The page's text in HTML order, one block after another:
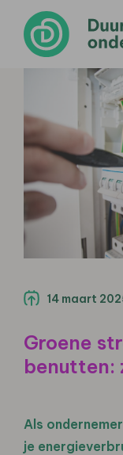
14 maart
Groene
benutten:
Als
je